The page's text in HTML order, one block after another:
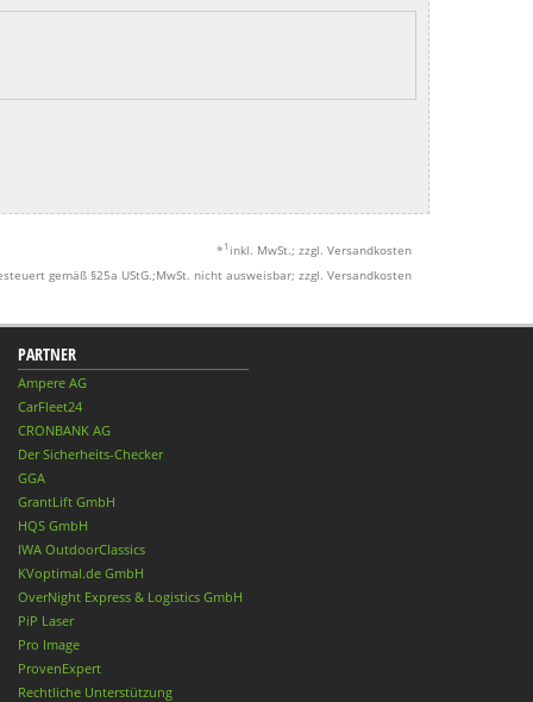
* 1 inkl. MwSt.; zzgl. Versandkosten
gemäß §25a UStG.;MwSt. nicht ausweisbar; zzgl. Versandkosten
PARTNER
Ampere AG
CarFleet24
CRONBANK AG
Der Sicherheits-Checker
GGA
GrantLift GmbH
HQS GmbH
IWA OutdoorClassics
KVoptimal.de GmbH
OverNight Express & Logistics GmbH
PiP Laser
Pro Image
ProvenExpert
Rechtliche Unterstützung